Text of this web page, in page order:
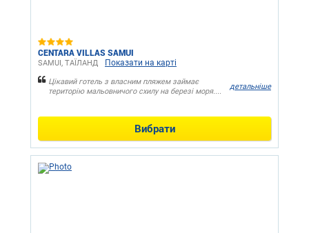
CENTARA VILLAS SAMUI
SAMUI, ТАЇЛАНД Показати на карті
Цікавий готель з власним пляжем займає
територію мальовничого схилу на березі моря....
детальніше
Вибрати